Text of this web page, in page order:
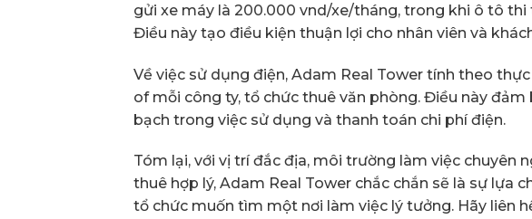
gửi xe máy là 200.000 vnd/xe/tháng, trong khi ô tô
Điều này tạo điều kiện thuận lợi cho nhân viên và
Về việc sử dụng điện, Adam Real Tower tính theo
of mỗi công ty, tổ chức thuê văn phòng. Điều này
bạch trong việc sử dụng và thanh toán chi phí điện.
Tóm lại, với vị trí đắc địa, môi trường làm việc chuyên
thuê hợp lý, Adam Real Tower chắc chắn sẽ là sự lựa
tổ chức muốn tìm một nơi làm việc lý tưởng. Hãy liên